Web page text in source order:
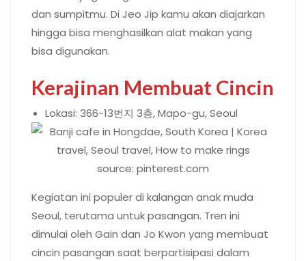
dan sumpitmu. Di Jeo Jip kamu akan diajarkan
hingga bisa menghasilkan alat makan yang
bisa digunakan.
Kerajinan Membuat Cincin
Lokasi: 366-13번지 3층, Mapo-gu, Seoul
source: pinterest.com
Kegiatan ini populer di kalangan anak muda
Seoul, terutama untuk pasangan. Tren ini
dimulai oleh Gain dan Jo Kwon yang membuat
cincin pasangan saat berpartisipasi dalam